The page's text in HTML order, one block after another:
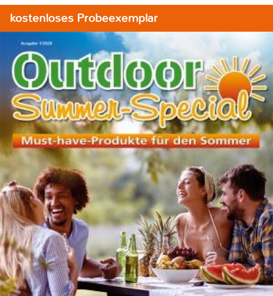
kostenloses Probeexemplar